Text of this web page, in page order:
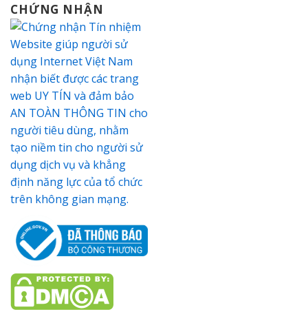
CHỨNG NHẬN